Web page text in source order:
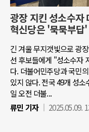
광장 지킨 성소수자
혁신당은 '묵묵부답'
긴 겨울 무지갯빛으로 광
선 후보들에게 "성소수자
다. 더불어민주당과 국민
있지 않다. 전국 49개 성
일 오전 더불...
류민 기자
2025.05.09.